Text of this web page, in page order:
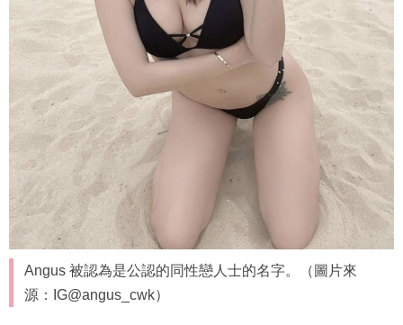
Angus 被認為是公認的同性戀人士的名字。（圖片來
源：IG@angus_cwk）